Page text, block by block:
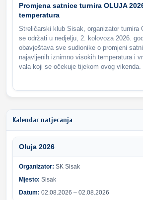
Promjena satnice turnira OLUJA
temperatura
Streličarski klub Sisak, organizator turnira
se održati u nedjelju, 2. kolovoza 2026.
obavještava sve sudionike o promjeni
najavljenih iznimno visokih temperatura i
vala koji se očekuje tijekom ovog vikenda.
Kalendar natjecanja
Oluja 2026
Organizator: SK Sisak
Mjesto: Sisak
Datum: 02.08.2026 – 02.08.2026